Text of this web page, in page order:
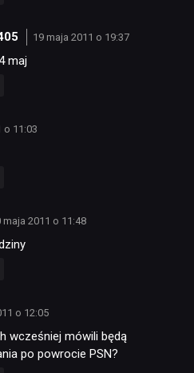
19 maja 2011 o 19:37
maj
o 11:03
maja 2011 o 11:48
o 12:05
wcześniej mówili będą
po powrocie PSN?